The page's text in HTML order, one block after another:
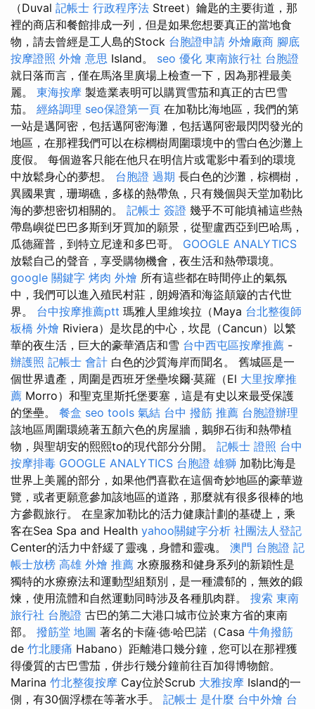
（Duval 記帳士 行政程序法 Street）鑰匙的主要街道，那
裡的商店和餐館排成一列，但是如果您想要真正的當地食
物，請去曾經是工人島的Stock 台胞證申請 外燴廠商 腳底
按摩證照 外燴 意思 Island。 seo 優化 東南旅行社 台胞證
就日落而言，僅在馬洛里廣場上檢查一下，因為那裡最美
麗。 東海按摩 製造業表明可以購買雪茄和真正的古巴雪
茄。 經絡調理 seo保證第一頁 在加勒比海地區，我們的第
一站是邁阿密，包括邁阿密海灘，包括邁阿密最閃閃發光的
地區，在那裡我們可以在棕櫚樹周圍環境中的雪白色沙灘上
度假。 每個遊客只能在他只在明信片或電影中看到的環境
中放鬆身心的夢想。 台胞證 過期 長白色的沙灘，棕櫚樹，
異國果實，珊瑚礁，多樣的熱帶魚，只有幾個與天堂加勒比
海的夢想密切相關的。 記帳士 簽證 幾乎不可能填補這些熱
帶島嶼從巴巴多斯到牙買加的願景，從聖盧西亞到巴哈馬，
瓜德羅普，到特立尼達和多巴哥。 GOOGLE ANALYTICS
放鬆自己的聲音，享受購物機會，夜生活和熱帶環境。
google 關鍵字 烤肉 外燴 所有這些都在時間停止的氣氛
中，我們可以進入殖民村莊，朗姆酒和海盜顛簸的古代世
界。 台中按摩推薦ptt 瑪雅人里維埃拉（Maya 台北整復師
板橋 外燴 Riviera）是坎昆的中心，坎昆（Cancun）以繁
華的夜生活，巨大的豪華酒店和雪 台中西屯區按摩推薦 -
辦護照 記帳士 會計 白色的沙質海岸而聞名。 舊城區是一
個世界遺產，周圍是西班牙堡壘埃爾·莫羅（El 大里按摩推
薦 Morro）和聖克里斯托堡要塞，這是有史以​​來最受保護
的堡壘。 餐盒 seo tools 氣結 台中 撥筋 推薦 台胞證辦理
該地區周圍環繞著五顏六色的房屋牆，鵝卵石街和熱帶植
物，與聖胡安的熙熙to的現代部分分開。 記帳士 證照 台中
按摩排毒 GOOGLE ANALYTICS 台胞證 雄獅 加勒比海是
世界上美麗的部分，如果他們喜歡在這個奇妙地區的豪華遊
覽，或者更願意參加該地區的道路，那麼就有很多很棒的地
方參觀旅行。 在皇家加勒比的活力健康計劃的基礎上，乘
客在Sea Spa and Health yahoo關鍵字分析 社團法人登記
Center的活力中舒緩了靈魂，身體和靈魂。 澳門 台胞證 記
帳士放榜 高雄 外燴 推薦 水療服務和健身系列的新穎性是
獨特的水療療法和運動型組類別，是一種濃郁的，無效的鍛
煉，使用流體和自然運動同時涉及各種肌肉群。 搜索 東南
旅行社 台胞證 古巴的第二大港口城市位於東方省的東南
部。 撥筋堂 地圖 著名的卡薩·德·哈巴諾（Casa 牛角撥筋
de 竹北腰痛 Habano）距離港口幾分鐘，您可以在那裡獲
得優質的古巴雪茄，併步行幾分鐘前往百加得博物館。
Marina 竹北整復按摩 Cay位於Scrub 大雅按摩 Island的一
側，有30個浮標在等著水手。 記帳士 是什麼 台中外燴 台